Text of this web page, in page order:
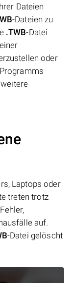
Dateien
-Dateien zu
.TWB-Datei
oder
Laptops oder
treten trotz
auf.
-Datei gelöscht